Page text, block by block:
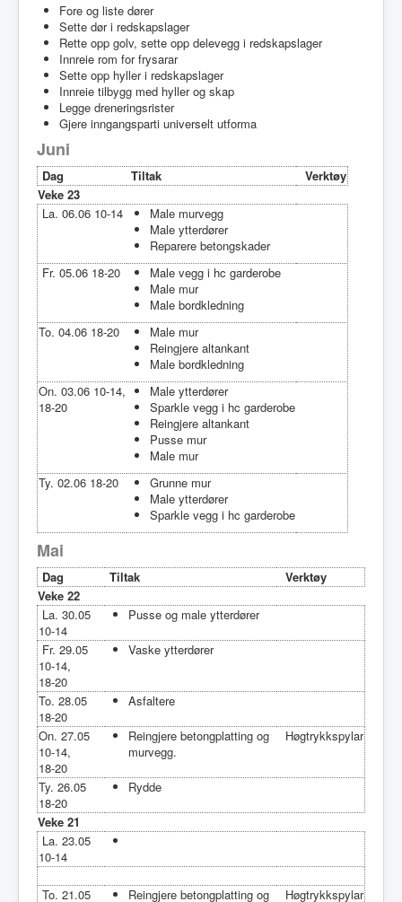
Fore og liste dører
Sette dør i redskapslager
Rette opp golv, sette opp delevegg i redskapslager
Innreie rom for frysarar
Sette opp hyller i redskapslager
Innreie tilbygg med hyller og skap
Legge dreneringsrister
Gjere inngangsparti universelt utforma
Juni
Dag Tiltak
Verktøy
Veke 23
La. 06.06 10-14
Male murvegg
Male ytterdører
Reparere betongskader
Fr. 05.06 18-20
Male vegg i hc garderobe
Male mur
Male bordkledning
To. 04.06 18-20
Male mur
Reingjere altankant
Male bordkledning
On. 03.06 10-14,
18-20
Male ytterdører
Sparkle vegg i hc garderobe
Reingjere altankant
Pusse mur
Male mur
Ty. 02.06 18-20
Grunne mur
Male ytterdører
Sparkle vegg i hc garderobe
Mai
Dag Tiltak
Verktøy
Veke 22
La. 30.05
10-14
Pusse og male ytterdører
Fr. 29.05
10-14,
18-20
Vaske ytterdører
To. 28.05
18-20
Asfaltere
On. 27.05
10-14,
18-20
Reingjere betongplatting og
murvegg.
Høgtrykkspylar
Ty. 26.05
18-20
Rydde
Veke 21
La. 23.05
10-14
To. 21.05
Reingjere betongplatting og
Høgtrykkspylar